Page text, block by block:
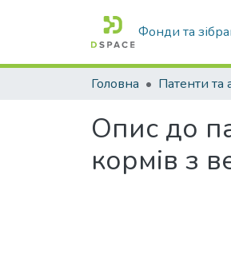
Фонди та
Головна
Опис до
кормів з